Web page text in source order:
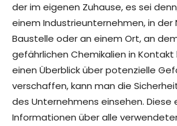
der im eigenen Zuhause, es sei
einem Industrieunternehmen, in der
Baustelle oder an einem Ort, an
gefährlichen Chemikalien in Kontakt
einen Überblick über potenzielle
verschaffen, kann man die
des Unternehmens einsehen. Diese
Informationen über alle